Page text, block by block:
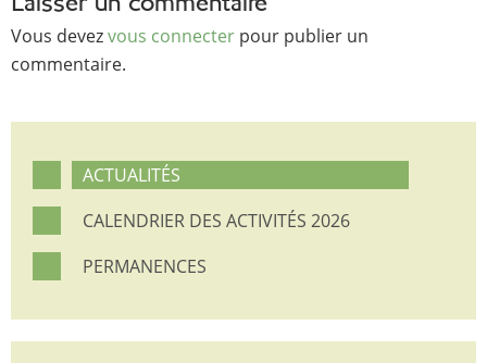
Laisser un commentaire
Vous devezvous connecter pour publier un
commentaire.
ACTUALITÉS
CALENDRIER DES ACTIVITÉS 2026
PERMANENCES